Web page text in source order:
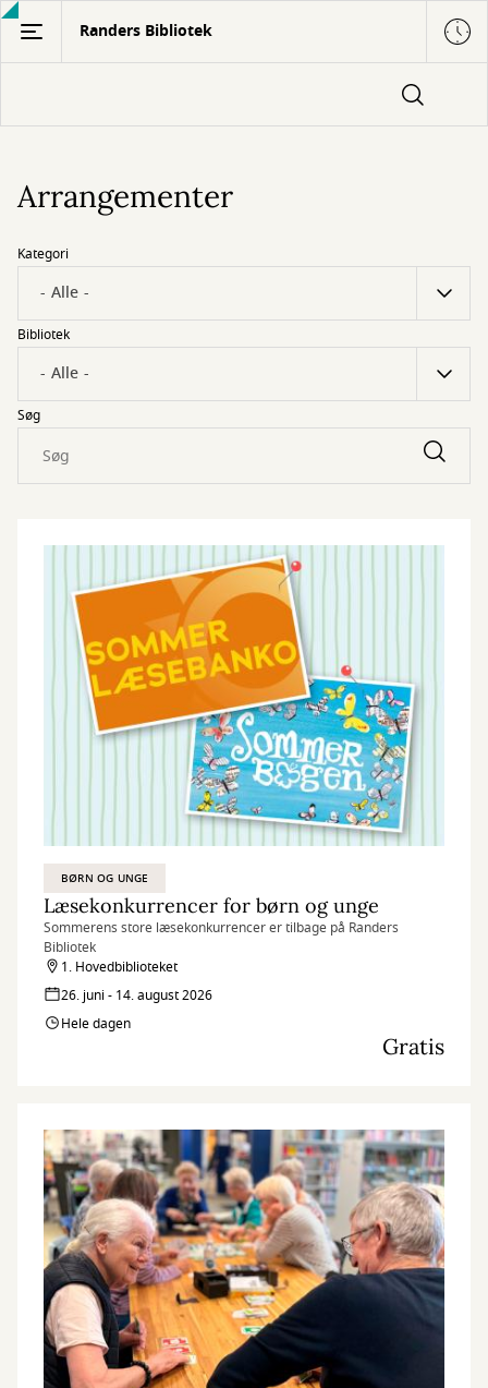
Gå
hovedindhold
Randers Bibliotek
Arrangementer
Kategori
Bibliotek
Søg
BØRN OG UNGE
Læsekonkurrencer for børn og unge
Sommerens store læsekonkurrencer er tilbage på Randers
Bibliotek
1. Hovedbiblioteket
26. juni - 14. august 2026
Hele dagen
Gratis